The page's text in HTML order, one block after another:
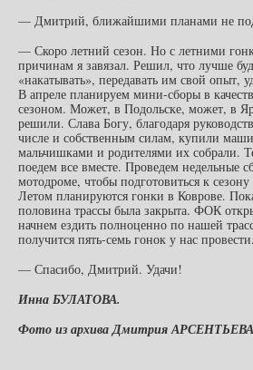
— Дмитрий, ближайшими планами не
— Скоро летний сезон. Но с летними
причинам я завязал. Решил, что лучше
«накатывать», передавать им свой опыт,
В апреле планируем мини-сборы в
сезоном. Может, в Подольске, может, в
решили. Слава Богу, благодаря
числе и собственным силам, купили
мальчишками и родителями их собрали.
поедем все вместе. Проведем недельные
мотодроме, чтобы подготовиться к
Летом планируются гонки в Коврове.
половина трассы была закрыта. ФОК
начнем ездить полноценно по нашей
получится пять-семь гонок у нас провести.
— Спасибо, Дмитрий. Удачи!
Инна БУЛАТОВА.
Фото из архива Дмитрия